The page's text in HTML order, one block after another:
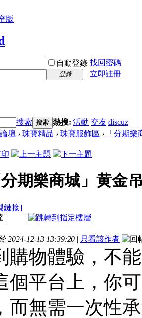
版
自動登錄 找回密碼
登錄
立即註冊
搜索 搜索 熱搜: 活動 交友 discuz
論壇 › 珠寶精品 › 珠寶服飾區 ›
「分期
分期樂商城」黄金
鏈接]
2024-12-13 13:39:20 | 只看該作者
購物體驗，不
個平台上，你
而無需一次性